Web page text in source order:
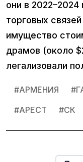
они в
торговых
имущество
драмов (около
легализовали
#АРМЕНИЯ #
#АРЕСТ #СК